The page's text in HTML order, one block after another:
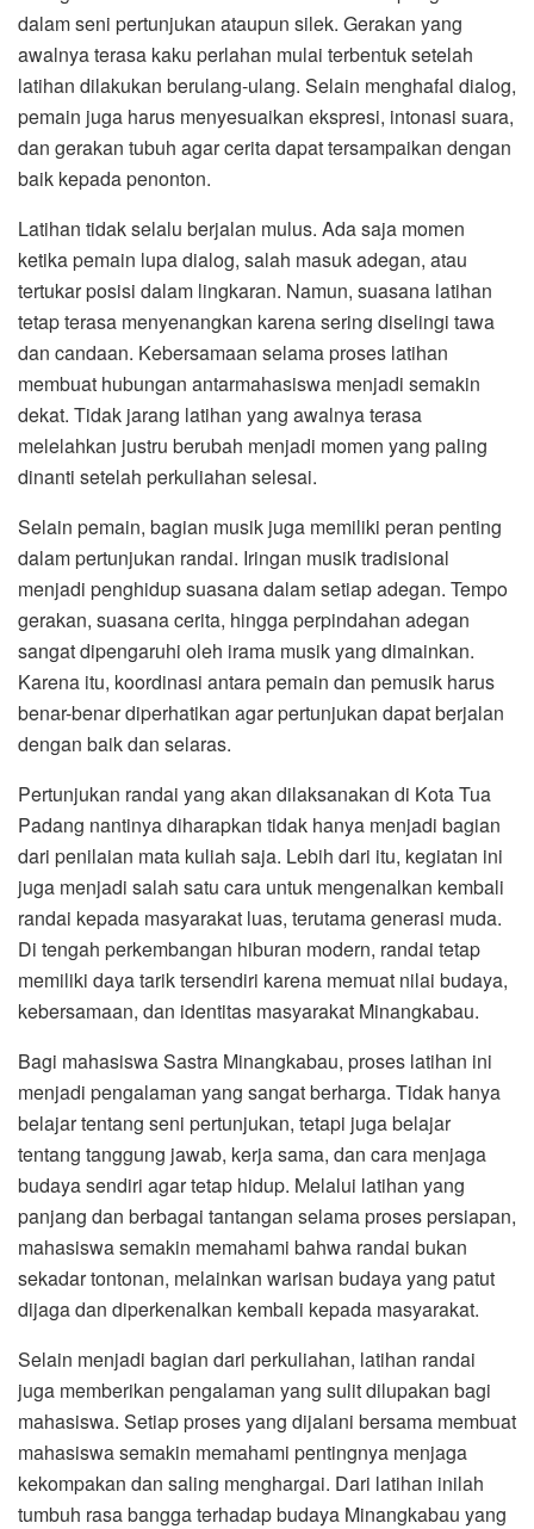
dalam seni pertunjukan ataupun silek. Gerakan yang
awalnya terasa kaku perlahan mulai terbentuk setelah
latihan dilakukan berulang-ulang. Selain menghafal dialog,
pemain juga harus menyesuaikan ekspresi, intonasi suara,
dan gerakan tubuh agar cerita dapat tersampaikan dengan
baik kepada penonton.
Latihan tidak selalu berjalan mulus. Ada saja momen
ketika pemain lupa dialog, salah masuk adegan, atau
tertukar posisi dalam lingkaran. Namun, suasana latihan
tetap terasa menyenangkan karena sering diselingi tawa
dan candaan. Kebersamaan selama proses latihan
membuat hubungan antarmahasiswa menjadi semakin
dekat. Tidak jarang latihan yang awalnya terasa
melelahkan justru berubah menjadi momen yang paling
dinanti setelah perkuliahan selesai.
Selain pemain, bagian musik juga memiliki peran penting
dalam pertunjukan randai. Iringan musik tradisional
menjadi penghidup suasana dalam setiap adegan. Tempo
gerakan, suasana cerita, hingga perpindahan adegan
sangat dipengaruhi oleh irama musik yang dimainkan.
Karena itu, koordinasi antara pemain dan pemusik harus
benar-benar diperhatikan agar pertunjukan dapat berjalan
dengan baik dan selaras.
Pertunjukan randai yang akan dilaksanakan di Kota Tua
Padang nantinya diharapkan tidak hanya menjadi bagian
dari penilaian mata kuliah saja. Lebih dari itu, kegiatan ini
juga menjadi salah satu cara untuk mengenalkan kembali
randai kepada masyarakat luas, terutama generasi muda.
Di tengah perkembangan hiburan modern, randai tetap
memiliki daya tarik tersendiri karena memuat nilai budaya,
kebersamaan, dan identitas masyarakat Minangkabau.
Bagi mahasiswa Sastra Minangkabau, proses latihan ini
menjadi pengalaman yang sangat berharga. Tidak hanya
belajar tentang seni pertunjukan, tetapi juga belajar
tentang tanggung jawab, kerja sama, dan cara menjaga
budaya sendiri agar tetap hidup. Melalui latihan yang
panjang dan berbagai tantangan selama proses persiapan,
mahasiswa semakin memahami bahwa randai bukan
sekadar tontonan, melainkan warisan budaya yang patut
dijaga dan diperkenalkan kembali kepada masyarakat.
Selain menjadi bagian dari perkuliahan, latihan randai
juga memberikan pengalaman yang sulit dilupakan bagi
mahasiswa. Setiap proses yang dijalani bersama membuat
mahasiswa semakin memahami pentingnya menjaga
kekompakan dan saling menghargai. Dari latihan inilah
tumbuh rasa bangga terhadap budaya Minangkabau yang